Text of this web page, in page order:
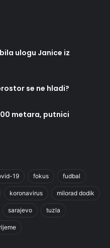
ulogu Janice iz
se ne hladi?
metara, putnici
19 fokus fudbal
koronavirus milorad dodik
sarajevo tuzla